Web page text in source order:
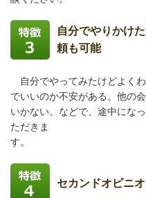
自分でやりかけ
頼も可能
自分でやってみたけどよく
でいいのか不安がある。他の
いかない。などで、途中にな
ただきま
セカンドオピニ